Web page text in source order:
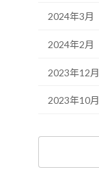
2024年3月
2024年2月
2023年12月
2023年10月